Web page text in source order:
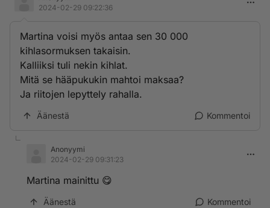
2024-02-29 09:22:36
Martina voisi myös antaa sen 30 000
kihlasormuksen takaisin.
Kalliiksi tuli nekin kihlat.
Mitä se hääpukukin mahtoi maksaa?
Ja riitojen lepyttely rahalla.
Äänestä Kommentoi
Anonyymi
2024-02-29 09:31:23
Martina mainittu 😋
Äänestä Kommentoi